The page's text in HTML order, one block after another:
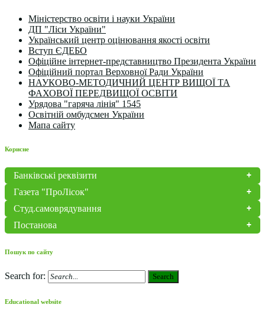
Міністерство освіти і науки України
ДП "Ліси України"
Український центр оцінювання якості освіти
Вступ ЄДЕБО
Офіційне інтернет-представництво Президента України
Офіційний портал Верховної Ради України
НАУКОВО-МЕТОДИЧНИЙ ЦЕНТР ВИЩОЇ ТА
ФАХОВОЇ ПЕРЕДВИЩОЇ ОСВІТИ
Урядова "гаряча лінія" 1545
Освітній омбудсмен України
Мапа сайту
Корисне
Банківські реквізити
Газета "ПроЛісок"
Студ.самоврядування
Постанова
Пошук по сайту
Search for: Search
Educational website